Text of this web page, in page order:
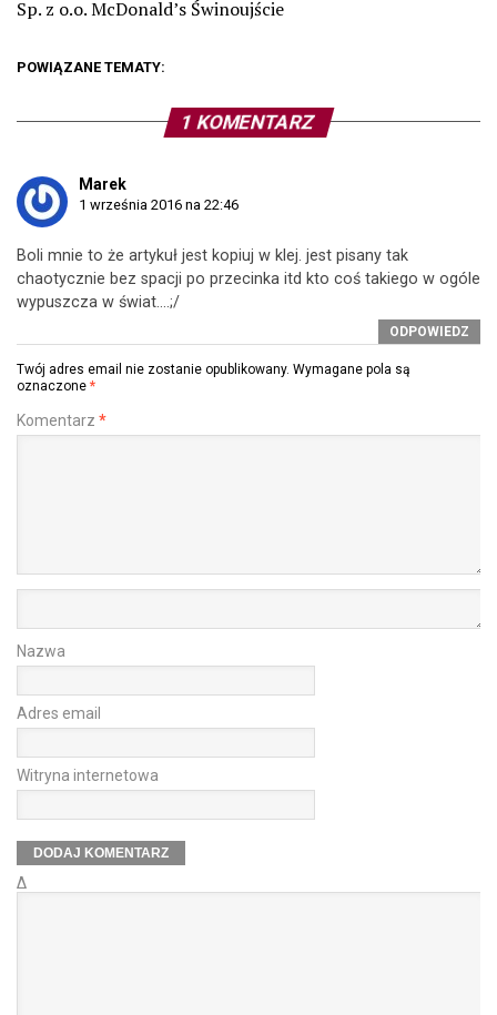
Sp. z o.o. McDonald’s Świnoujście
POWIĄZANE TEMATY:
1 KOMENTARZ
Marek
1 września 2016 na 22:46
Boli mnie to że artykuł jest kopiuj w klej. jest pisany tak
chaotycznie bez spacji po przecinka itd kto coś takiego w ogóle
wypuszcza w świat….;/
ODPOWIEDZ
Twój adres email nie zostanie opublikowany. Wymagane pola są
oznaczone *
Komentarz *
Nazwa
Adres email
Witryna internetowa
Δ